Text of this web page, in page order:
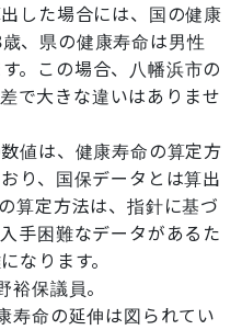
した場合には、国の健康
、県の健康寿命は男性
。この場合、八幡浜市の
で大きな違いはありませ
値は、健康寿命の算定方
り、国保データとは算出
算定方法は、指針に基づ
手困難なデータがあるた
なります。
保議員。
命の延伸は図られてい